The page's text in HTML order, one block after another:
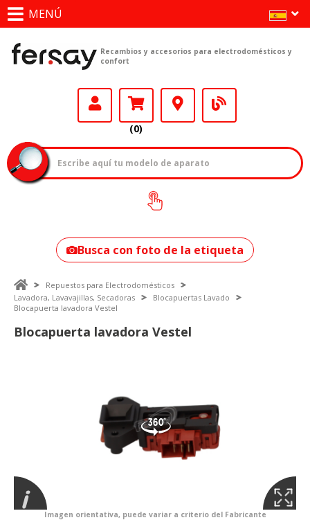
MENÚ
Recambios y accesorios para electrodomésticos y
confort
(0)
¿Cómo encontrar
tu modelo?
Busca con foto de la etiqueta
Repuestos para Electrodomésticos
Lavadora, Lavavajillas, Secadoras
Blocapuertas Lavado
Blocapuerta lavadora Vestel
Blocapuerta lavadora Vestel
Imagen orientativa, puede variar a criterio del Fabricante